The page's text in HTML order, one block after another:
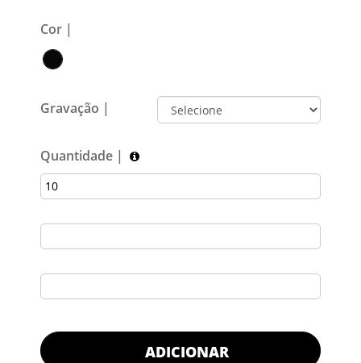
Cor |
Gravação |
Quantidade |
ADICIONAR